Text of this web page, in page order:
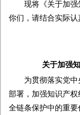
现将《关于加
你们，请结合实际认
关于加强
为贯彻落实党
部署，加强知识产
全链条保护中的重要